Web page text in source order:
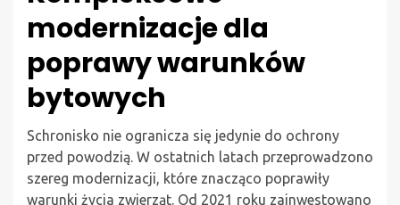
modernizacje dla
poprawy warunków
bytowych
Schronisko nie ogranicza się jedynie do ochrony
przed powodzią. W ostatnich latach przeprowadzono
szereg modernizacji, które znacząco poprawiły
warunki życia zwierząt. Od 2021 roku zainwestowano